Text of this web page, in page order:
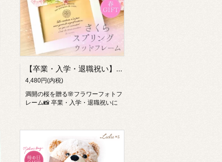
【卒業・入学・退職祝い】 桜 フォトフレーム 写真立て プリザーブドフラワー アーティフィシャルフラワー L判 2way 春 記念品 遺影 ペット メモリアル 仏壇 お供え ギフト プレゼント
4,480円(内税)
満開の桜を贈る🌸フラワーフォトフ
レーム📸 卒業・入学・退職祝いに